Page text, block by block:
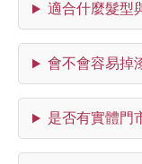
適合什麼髮型
會不會容易掉
是否有實體門